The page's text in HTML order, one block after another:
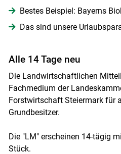
Bestes Beispiel: Bayerns
Das sind unsere
Alle 14 Tage neu
Die Landwirtschaftlichen
Fachmedium der
Forstwirtschaft Steiermark für
Grundbesitzer.
Die "LM" erscheinen 14-tägig
Stück.